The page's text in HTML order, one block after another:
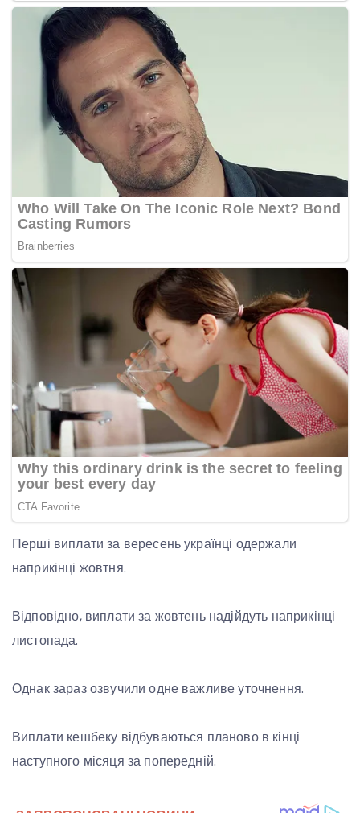
Перші виплати за вересень українці одержали
наприкінці жовтня.
Відповідно, виплати за жовтень надійдуть наприкінці
листопада.
Однак зараз озвучили одне важливе уточнення.
Виплати кешбеку відбуваються планово в кінці
наступного місяця за попередній.